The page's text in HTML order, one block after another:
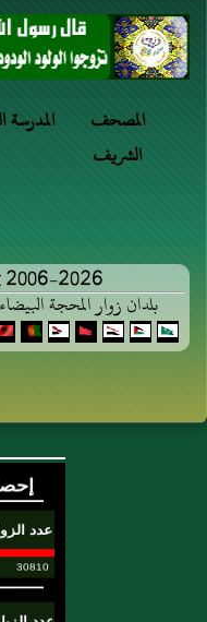
المدرسة
المصحف
الشريف
2006-2026
بلدان زوار المحجة